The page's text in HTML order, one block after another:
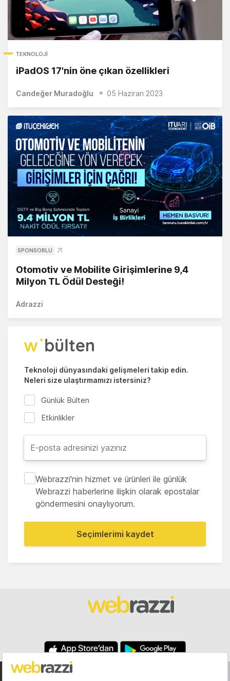
TEKNOLOJI
iPadOS 17'nin öne çıkan özellikleri
Candeğer Muradoğlu 05 Haziran 2023
SPONSORLU
Otomotiv ve Mobilite Girişimlerine 9,4
Milyon TL Ödül Desteği!
Adrazzi
Teknoloji dünyasındaki gelişmeleri takip edin.
Neleri size ulaştırmamızı istersiniz?
Günlük Bülten
Etkinlikler
Webrazzi'nin hizmet ve ürünleri ile günlük
Webrazzi haberlerine ilişkin olarak epostalar
göndermesini onaylıyorum.
Seçimlerimi kaydet